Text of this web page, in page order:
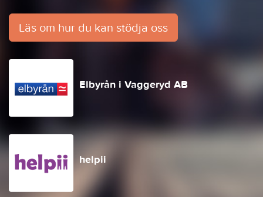
Läs om hur du kan stödja oss
Elbyrån i Vaggeryd AB
helpii